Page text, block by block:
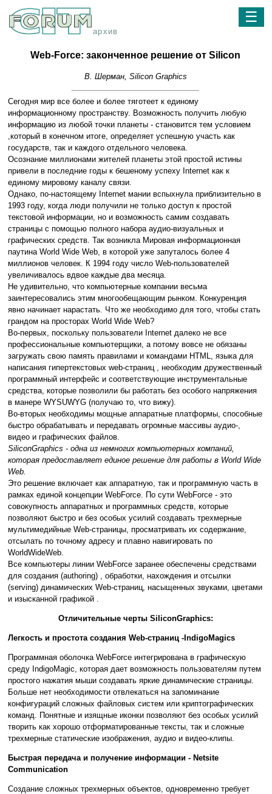
архив
☰
Web-Force: законченное решение от Silicon
В. Шерман, Silicon Graphics
Сегодня мир все более и более тяготеет к единому
информационному пространству. Возможность получить любую
информацию из любой точки планеты - становится тем условием
,который в конечном итоге, определяет успешную участь как
государств, так и каждого отдельного человека.
Осознание миллионами жителей планеты этой простой истины
привели в последние годы к бешеному успеху Internet как к
единому мировому каналу связи.
Однако, по-настоящему Internet мании вспыхнула приблизительно в
1993 году, когда люди получили не только доступ к простой
текстовой информации, но и возможность самим создавать
страницы с помощью полного набора аудио-визуальных и
графических средств. Так возникла Мировая информационная
паутина World Wide Web, в которой уже запуталось более 4
миллионов человек. К 1994 году число Web-пользователей
увеличивалось вдвое каждые два месяца.
Не удивительно, что компьютерные компании весьма
заинтересовались этим многообещающим рынком. Конкуренция
явно начинает нарастать. Что же необходимо для того, чтобы стать
грандом на просторах World Wide Web?
Во-первых, поскольку пользователи Internet далеко не все
профессиональные компьютерщики, а потому вовсе не обязаны
загружать свою память правилами и командами HTML, языка для
написания гипертекстовых web-страниц , необходим дружественный
программный интерфейс и соответствующие инструментальные
средства, которые позволили бы работать без особого напряжения
в манере WYSUWYG (получаю то, что вижу).
Во-вторых необходимы мощные аппаратные платформы, способные
быстро обрабатывать и передавать огромные массивы аудио-,
видео и графических файлов.
SiliconGraphics - одна из немногих компьютерных компаний,
которая предоставляет единое решение для работы в World Wide
Web.
Это решение включает как аппаратную, так и программную часть в
рамках единой концепции WebForce. По сути WebForce - это
совокупность аппаратных и программных средств, которые
позволяют быстро и без особых усилий создавать трехмерные
мультимедийные Web-страницы, просматривать их содержание,
отсылать по точному адресу и плавно навигировать по
WorldWideWeb.
Все компьютеры линии WebForce заранее обеспечены средствами
для создания (authoring) , обработки, нахождения и отсылки
(serving) динамических Web-страниц, насыщенных звуками, цветами
и изысканной графикой .
Отличительные черты SiliconGraphics:
Легкость и простота создания Web-страниц -IndigoMagics
Программная оболочка WebForce интегрирована в графическую
среду IndigoMagic, которая дает возможность пользователям путем
простого нажатия мыши создавать яркие динамические страницы.
Больше нет необходимости отвлекаться на запоминание
конфигураций сложных файловых систем или криптографических
команд. Понятные и изящные иконки позволяют без особых усилий
творить как хорошо отформатированные тексты, так и сложные
трехмерные статические изображения, аудио и видео-клипы.
Быстрая передача и получение информации - Netsite
Communication
Создание сложных трехмерных объектов, одновременно требует